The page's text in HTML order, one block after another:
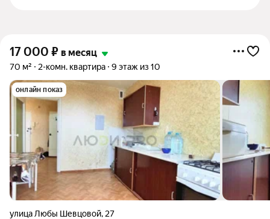
17 000 ₽ в месяц
70 м² 2-комн. квартира 9 этаж из 10
онлайн показ
улица Любы Шевцовой, 27